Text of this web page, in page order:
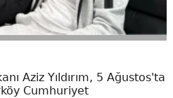
Aziz Yıldırım, 5 Ağustos'ta
Cumhuriyet